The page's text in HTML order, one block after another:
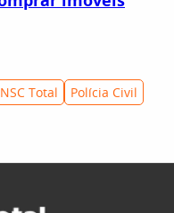
Total Polícia Civil